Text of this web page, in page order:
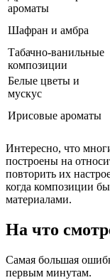
ароматы
Шафран и амбра
Табачно-ванильные
композиции
Белые цветы и
мускус
Ирисовые ароматы
Интересно, что
построены на
повторить их
когда композиции
материалами.
На что
Самая большая
первым минутам.